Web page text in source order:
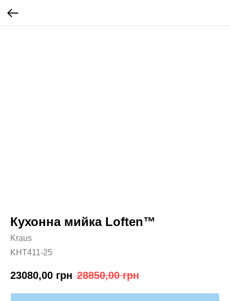
Кухонна мийка Loften™
Kraus
KHT411-25
23080,00 грн 28850,00 грн